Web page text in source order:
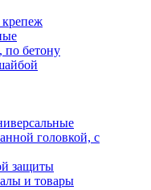
по бетону
головкой, с
защиты
и товары